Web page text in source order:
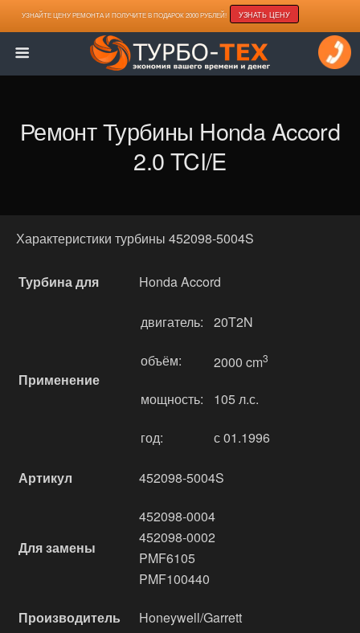
УЗНАЙТЕ ЦЕНУ РЕМОНТА И ПОЛУЧИТЕ В ПОДАРОК 2000 РУБЛЕЙ! УЗНАТЬ ЦЕНУ
Ремонт Турбины Honda Accord
2.0 TCI/E
Характеристики турбины 452098-5004S
Турбина для Honda Accord
Применение
двигатель: 20T2N
объём: 2000 cm3
мощность: 105 л.с.
год: с 01.1996
Артикул 452098-5004S
Для замены
452098-0004
452098-0002
PMF6105
PMF100440
Производитель Honeywell/Garrett